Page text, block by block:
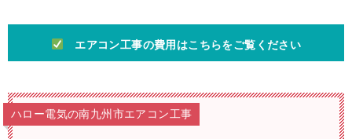
エアコン工事の費用はこちらをご覧ください
ハロー電気の南九州市エアコン工事